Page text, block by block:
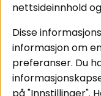
Billyd
Lyd til hjemmet
Pakkeløsninger
Hva passer i
nettsideinnhold
Disse
informasjon om
preferanser. Du